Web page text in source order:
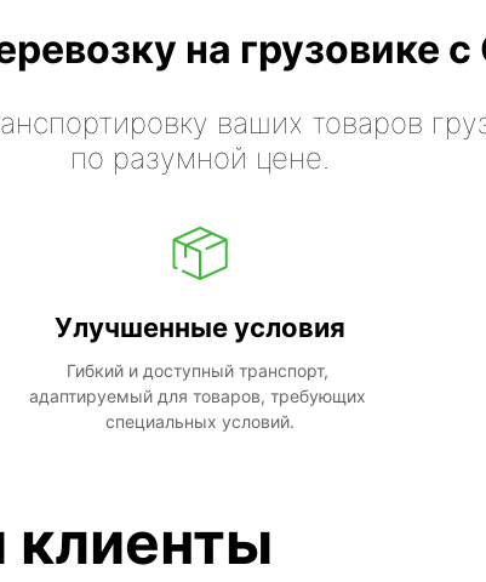
на грузовике
ваших товаров
по разумной цене.
Улучшенные условия
Гибкий и доступный транспорт,
адаптируемый для товаров, требующих
специальных условий.
клиенты